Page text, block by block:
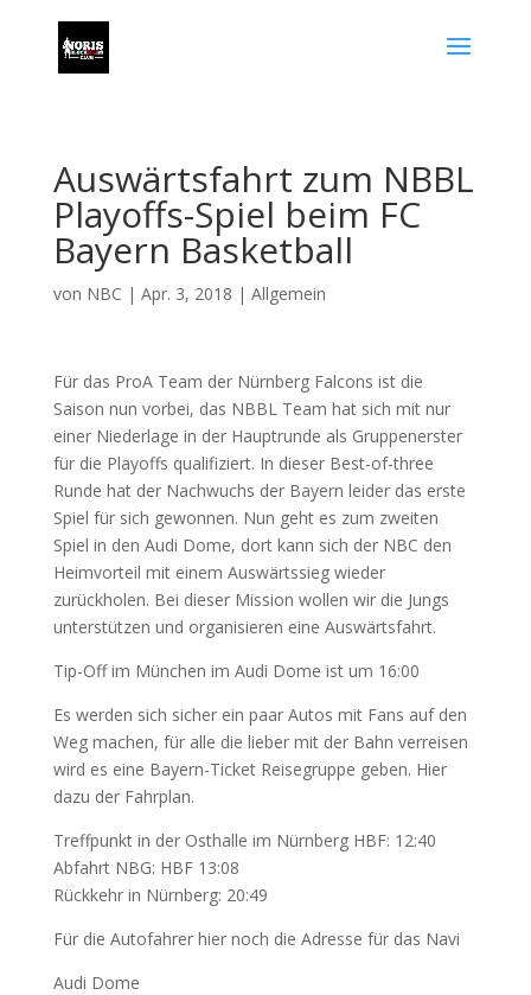
Auswärtsfahrt zum NBBL
Playoffs-Spiel beim FC
Bayern Basketball
von NBC | Apr. 3, 2018 | Allgemein
Für das ProA Team der Nürnberg Falcons ist die
Saison nun vorbei, das NBBL Team hat sich mit nur
einer Niederlage in der Hauptrunde als Gruppenerster
für die Playoffs qualifiziert. In dieser Best-of-three
Runde hat der Nachwuchs der Bayern leider das erste
Spiel für sich gewonnen. Nun geht es zum zweiten
Spiel in den Audi Dome, dort kann sich der NBC den
Heimvorteil mit einem Auswärtssieg wieder
zurückholen. Bei dieser Mission wollen wir die Jungs
unterstützen und organisieren eine Auswärtsfahrt.
Tip-Off im München im Audi Dome ist um 16:00
Es werden sich sicher ein paar Autos mit Fans auf den
Weg machen, für alle die lieber mit der Bahn verreisen
wird es eine Bayern-Ticket Reisegruppe geben. Hier
dazu der Fahrplan.
Treffpunkt in der Osthalle im Nürnberg HBF: 12:40
Abfahrt NBG: HBF 13:08
Rückkehr in Nürnberg: 20:49
Für die Autofahrer hier noch die Adresse für das Navi
Audi Dome